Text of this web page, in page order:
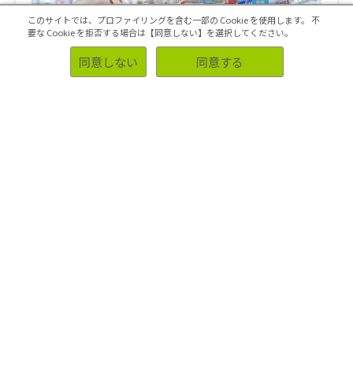
このサイトでは、プロファイリングを含む一部の Cookie を使用します。 不
要な Cookie を拒否する場合は【同意しない】を選択してください。
同意しない 同意する